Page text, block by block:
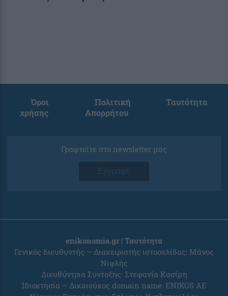
Όροι
χρήσης
Πολιτική
Απορρήτου
Ταυτότητα
Γραφτείτε στο newsletter μας
Εγγραφή
enikonomia.gr | Ταυτότητα
Γενικός διευθυντής – Διαχειριστής ιστοσελίδας: Μάνος
Νιφλής
Διευθύντρια Σύνταξης: Στεφανία Κασίμη
Ιδιοκτησία – Δικαιούχος domain name: ENIKOS AE